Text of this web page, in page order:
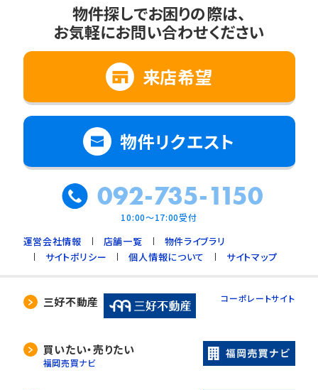
物件探しでお困りの際は、
お気軽にお問い合わせください
来店希望
物件リクエスト
092-735-1150
10:00～17:00受付
運営会社情報 店舗一覧
物件ライブラリ
サイトポリシー
個人情報について サイトマップ
三好不動産 コーポレートサイト
買いたい・売りたい
福岡売買ナビ